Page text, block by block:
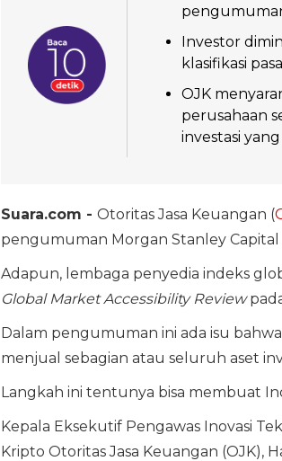
Investor
klasifikasi
OJK
perusahaan
investasi
Suara.com - Otoritas Jasa Keuangan (
pengumuman Morgan Stanley
Adapun, lembaga penyedia indeks
Global Market Accessibility Review
Dalam pengumuman ini ada isu
menjual sebagian atau seluruh aset
Langkah ini tentunya bisa membuat
Kepala Eksekutif Pengawas Inovasi
Kripto Otoritas Jasa Keuangan (OJK),